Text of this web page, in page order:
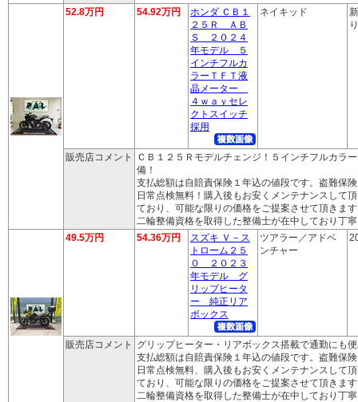
52.8万円
54.92万円
ホンダ ＣＢ１
２５Ｒ ＡＢ
Ｓ ２０２４
年モデル ５
インチフルカ
ラーＴＦＴ液
晶メーター
４ｗａｙセレ
クトスイッチ
採用
ネイキッド
販売店コメント
ＣＢ１２５Ｒモデルチェンジ！５インチフルカラ
備！
支払総額は自賠責保険１年込の値段です。盗難保
日常点検無料！購入後もお安くメンテナンスして
ており、可能な限りの価格をご提案させて頂きま
二輪整備資格を取得した整備士が在中しており丁
49.5万円
54.36万円
スズキ Ｖ－ス
トローム２５
０ ２０２３
年モデル グ
リップヒータ
ー 純正リア
ボックス
ツアラー／アドベ
ンチャー
販売店コメント
グリップヒーター・リアボックス搭載で通勤にも
支払総額は自賠責保険１年込の値段です。盗難保
日常点検無料、購入後もお安くメンテナンスして
ており、可能な限りの価格をご提案させて頂きま
二輪整備資格を取得した整備士が在中しており丁